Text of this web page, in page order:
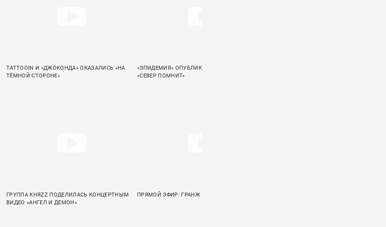
TATTOOIN И «ДЖОКОНДА» ОКАЗАЛИСЬ «НА
ТЁМНОЙ СТОРОНЕ»
«ЭПИДЕМИЯ» ОПУБЛИКОВАЛА LIVE-ВИДЕО
«СЕВЕР ПОМНИТ»
ГРУППА КНЯZZ ПОДЕЛИЛАСЬ КОНЦЕРТНЫМ
ВИДЕО «АНГЕЛ И ДЕМОН»
ПРЯМОЙ ЭФИР: ГРАНЖ